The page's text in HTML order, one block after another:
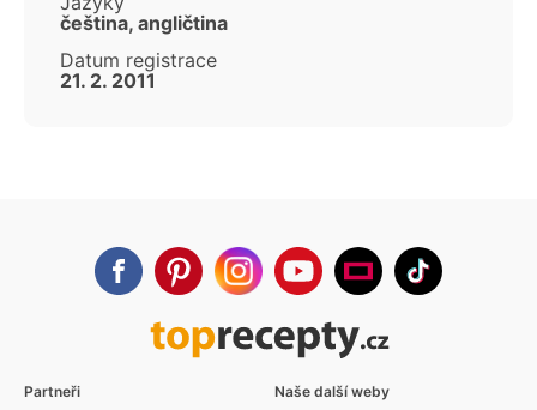
čeština, angličtina
Datum registrace
21. 2. 2011
Partneři Naše další weby